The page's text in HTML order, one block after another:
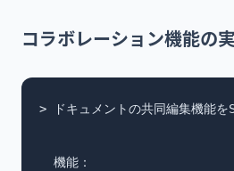
コラボレーション機能の
> ドキュメントの共同編集機能
  機能：